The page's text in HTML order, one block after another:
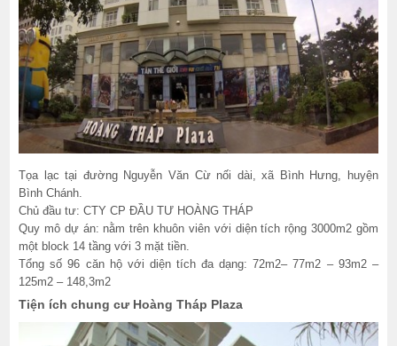
Tọa lạc tại đường Nguyễn Văn Cừ nối dài, xã Bình Hưng, huyện
Bình Chánh.
Chủ đầu tư: CTY CP ĐẦU TƯ HOÀNG THÁP
Quy mô dự án: nằm trên khuôn viên với diện tích rộng 3000m2 gồm
một block 14 tầng với 3 mặt tiền.
Tổng số 96 căn hộ với diện tích đa dạng: 72m2– 77m2 – 93m2 –
125m2 – 148,3m2
Tiện ích chung cư Hoàng Tháp Plaza